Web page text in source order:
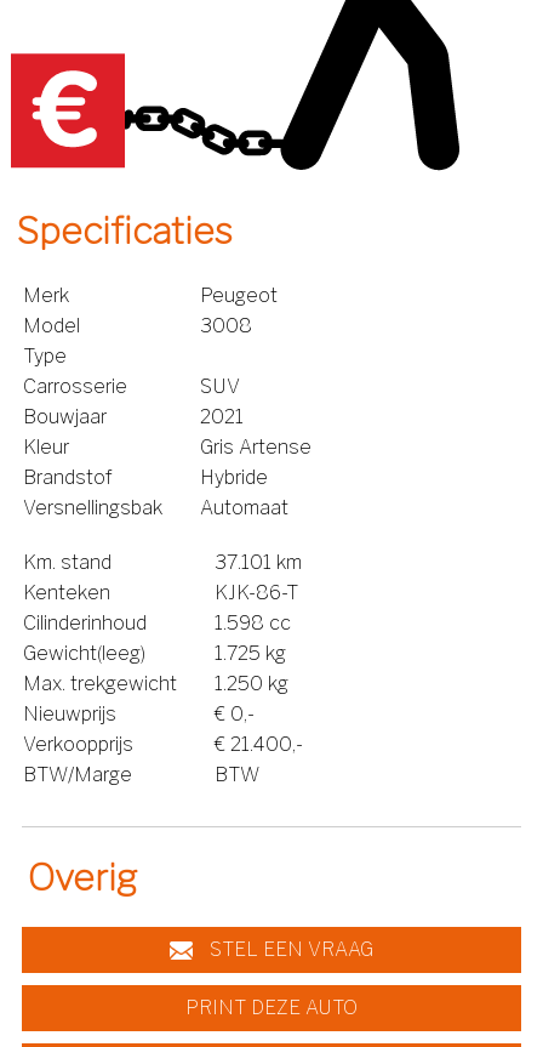
Specificaties
Merk
Peugeot
Model
3008
Type
Carrosserie
SUV
Bouwjaar
2021
Kleur
Gris Artense
Brandstof
Hybride
Versnellingsbak
Automaat
Km. stand
37.101 km
Kenteken
KJK-86-T
Cilinderinhoud
1.598 cc
Gewicht(leeg)
1.725 kg
Max. trekgewicht
1.250 kg
Nieuwprijs
€ 0,-
Verkoopprijs
€ 21.400,-
BTW/Marge
BTW
Overig
STEL EEN VRAAG
PRINT DEZE AUTO